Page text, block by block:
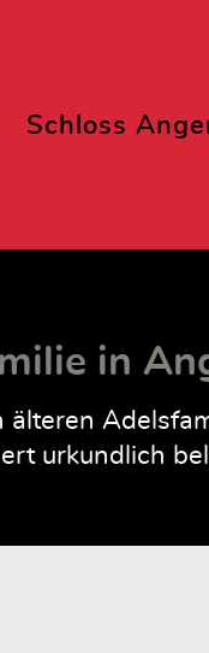
Schloss
in
urkundlich